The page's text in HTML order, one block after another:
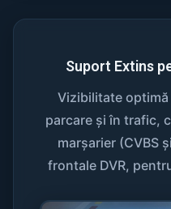
Suport Extins
Vizibilitate
parcare și în trafic,
marșarier (CVBS
frontale DVR,